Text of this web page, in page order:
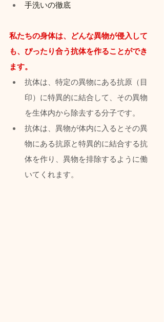
手洗いの徹底
私たちの身体は、どんな異物が侵入して
も、ぴったり合う抗体を作ることができ
ます。
抗体は、特定の異物にある抗原（目
印）に特異的に結合して、その異物
を生体内から除去する分子です。
抗体は、異物が体内に入るとその異
物にある抗原と特異的に結合する抗
体を作り、異物を排除するように働
いてくれます。